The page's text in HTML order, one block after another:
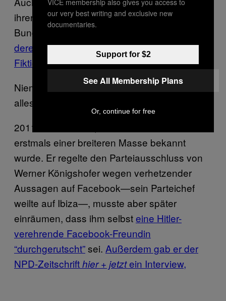
ihrer Mitglieder, Norbert Hofer, will
Bundespräsident werden—von einer Nation,
deren Existenz seine Burschenschaft als
Fiktion bezeichnet.
Niemand soll sagen können, er hätte das
alles nicht gewusst.
2011 war das Jahr, in dem Norbert Hofer
erstmals einer breiteren Masse bekannt
wurde. Er regelte den Parteiausschluss von
Werner Königshofer wegen verhetzender
Aussagen auf Facebook—sein Parteichef
weilte auf Ibiza—, musste aber später
einräumen, dass ihm selbst eine Hitler-
verehrende Facebook-Freundin
“durchgerutscht”sei. Außerdem gab er der
NPD-Zeitschrifthier + jetztein Interview,
our very best writing and exclusive new
documentaries.
Support for $2
See All Membership Plans
Or, continue for free